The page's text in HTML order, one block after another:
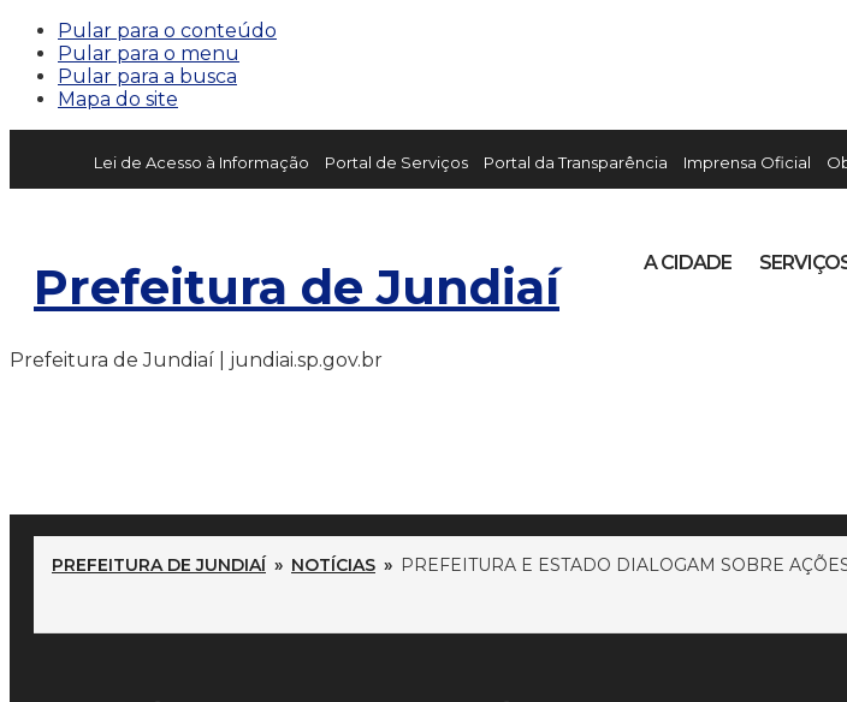
Pular para o conteúdo
Pular para o menu
Pular para a busca
Mapa do site
Lei de Acesso à Informação Portal de Serviços Portal da Transparência Imprensa Oficial
Prefeitura de Jundiaí A CIDADE
Prefeitura de Jundiaí | jundiai.sp.gov.br
PREFEITURA DE JUNDIAÍ » NOTÍCIAS » PREFEITURA E ESTADO DIALOGAM SOBRE